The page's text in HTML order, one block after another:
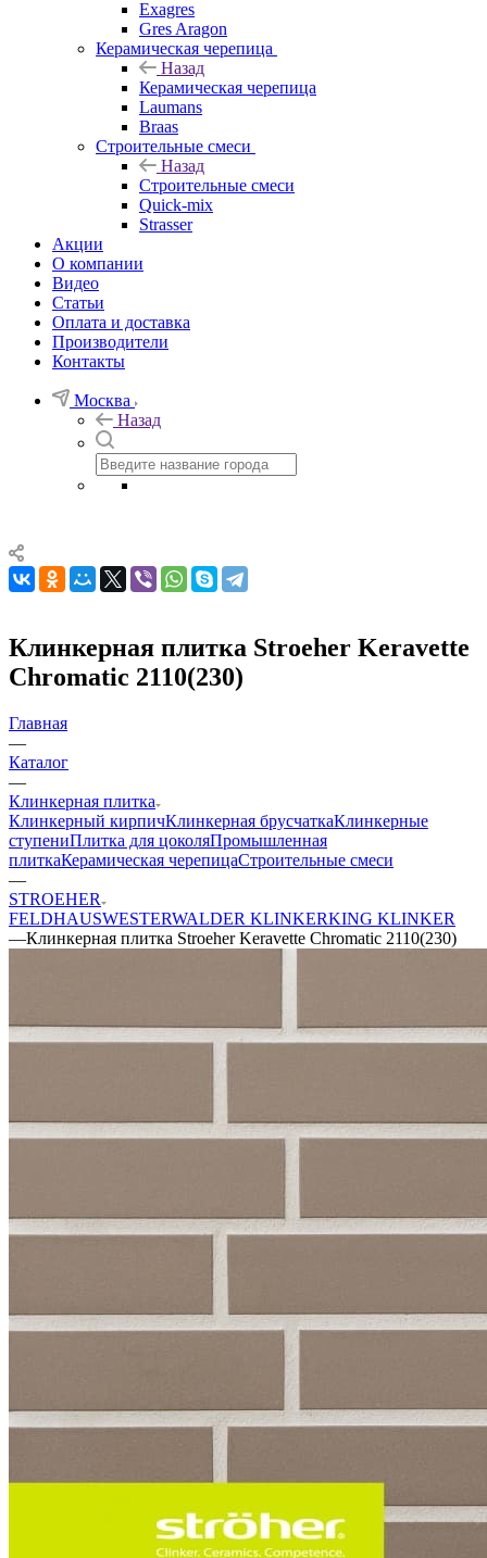
Exagres
Gres Aragon
Керамическая черепица
Назад
Керамическая черепица
Laumans
Braas
Строительные смеси
Назад
Строительные смеси
Quick-mix
Strasser
Акции
О компании
Видео
Статьи
Оплата и доставка
Производители
Контакты
Москва
Назад
Клинкерная плитка Stroeher Keravette
Chromatic 2110(230)
Главная
—
Каталог
—
Клинкерная плитка
Клинкерный кирпичКлинкерная брусчаткаКлинкерные
ступениПлитка для цоколяПромышленная
плиткаКерамическая черепицаСтроительные смеси
—
STROEHER
FELDHAUSWESTERWALDER KLINKERKING KLINKER
—Клинкерная плитка Stroeher Keravette Chromatic 2110(230)